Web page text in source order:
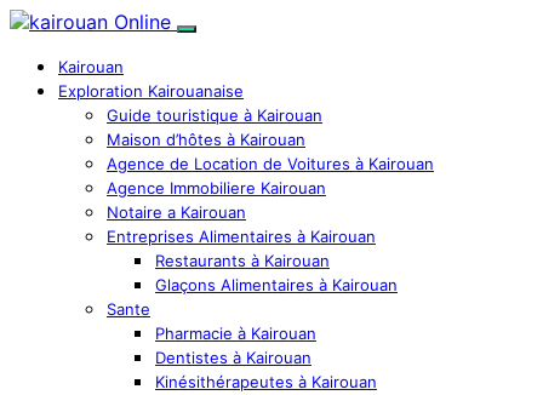
Kairouan
Exploration Kairouanaise
Guide touristique à Kairouan
Maison d’hôtes à Kairouan
Agence de Location de Voitures à Kairouan
Agence Immobiliere Kairouan
Notaire a Kairouan
Entreprises Alimentaires à Kairouan
Restaurants à Kairouan
Glaçons Alimentaires à Kairouan
Sante
Pharmacie à Kairouan
Dentistes à Kairouan
Kinésithérapeutes à Kairouan